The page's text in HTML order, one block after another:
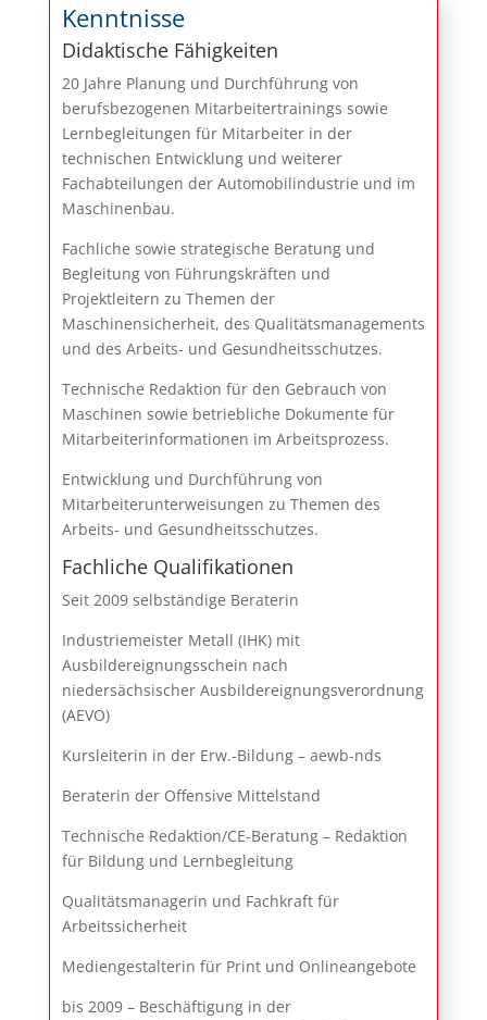
Kenntnisse
Didaktische Fähigkeiten
20 Jahre Planung und Durchführung von
berufsbezogenen Mitarbeitertrainings sowie
Lernbegleitungen für Mitarbeiter in der
technischen Entwicklung und weiterer
Fachabteilungen der Automobilindustrie und im
Maschinenbau.
Fachliche sowie strategische Beratung und
Begleitung von Führungskräften und
Projektleitern zu Themen der
Maschinensicherheit, des Qualitätsmanagements
und des Arbeits- und Gesundheitsschutzes.
Technische Redaktion für den Gebrauch von
Maschinen sowie betriebliche Dokumente für
Mitarbeiterinformationen im Arbeitsprozess.
Entwicklung und Durchführung von
Mitarbeiterunterweisungen zu Themen des
Arbeits- und Gesundheitsschutzes.
Fachliche Qualifikationen
Seit 2009 selbständige Beraterin
Industriemeister Metall (IHK) mit
Ausbildereignungsschein nach
niedersächsischer Ausbildereignungsverordnung
(AEVO)
Kursleiterin in der Erw.-Bildung – aewb-nds
Beraterin der Offensive Mittelstand
Technische Redaktion/CE-Beratung – Redaktion
für Bildung und Lernbegleitung
Qualitätsmanagerin und Fachkraft für
Arbeitssicherheit
Mediengestalterin für Print und Onlineangebote
bis 2009 – Beschäftigung in der